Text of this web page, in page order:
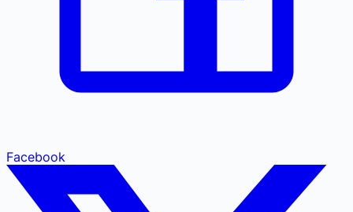
Facebook